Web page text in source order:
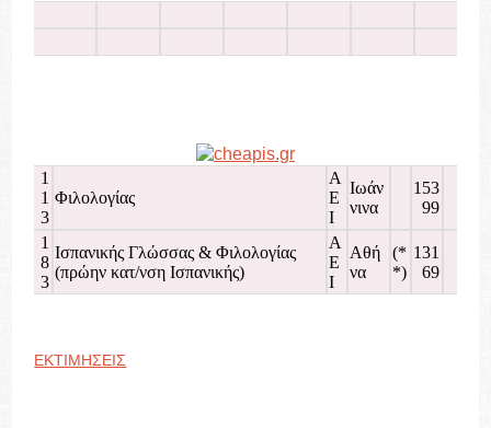
1
1
3
Φιλολογίας
Α
Ε
Ι
Ιωάν
νινα
153
99
1
8
3
Ισπανικής Γλώσσας & Φιλολογίας
(πρώην κατ/νση Ισπανικής)
Α
Ε
Ι
Αθή
να
(*
*)
131
69
ΕΚΤΙΜΗΣΕΙΣ